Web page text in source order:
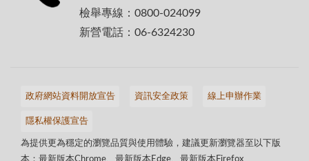
檢舉專線：0800-024099
新營電話：06-6324230
政府網站資料開放宣告 資訊安全政策 線上申辦作業
隱私權保護宣告
為提供更為穩定的瀏覽品質與使用體驗，建議更新瀏覽器至以下版